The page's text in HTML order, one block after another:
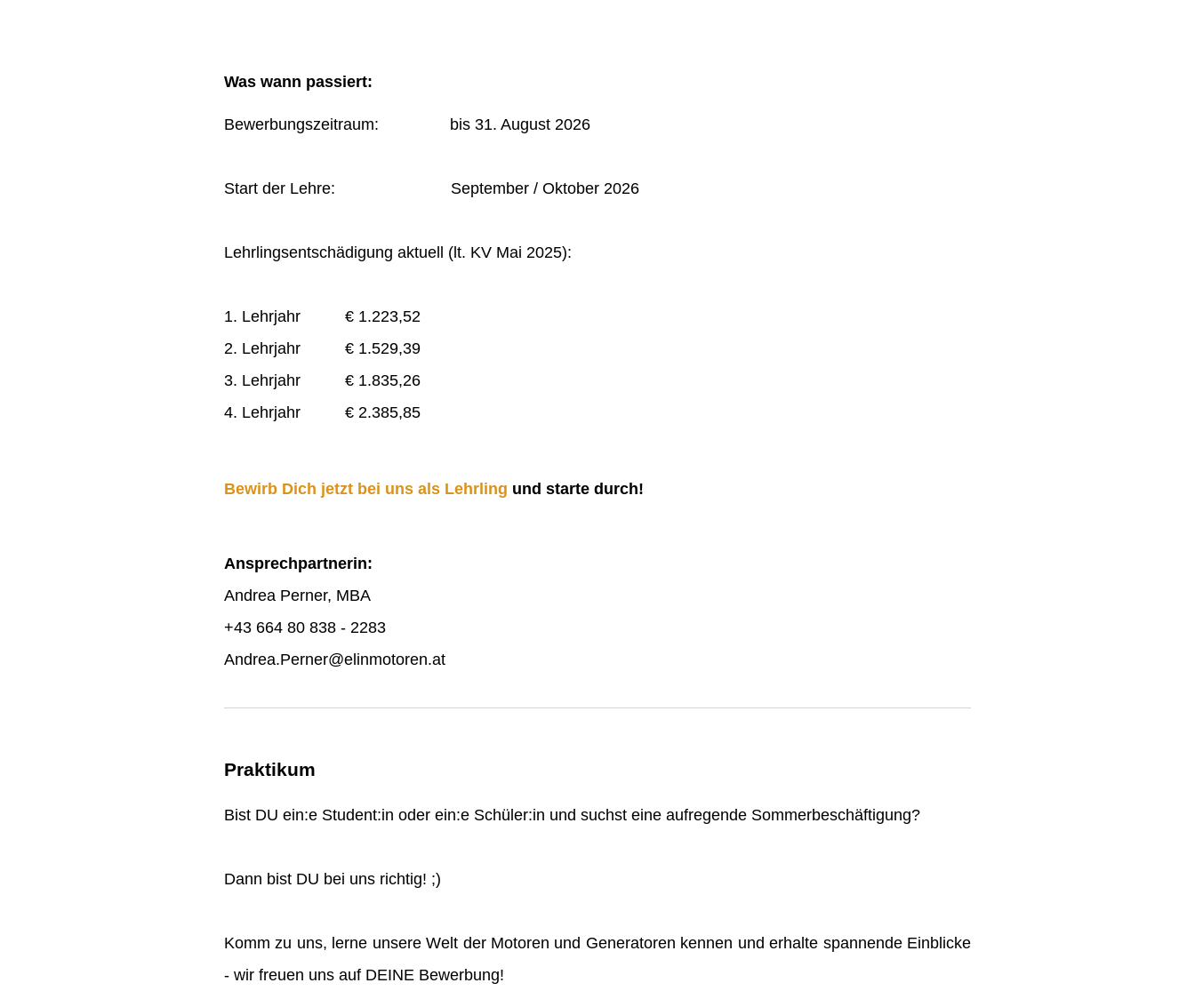
Was wann passiert:
Bewerbungszeitraum: bis 31. August 2026
Start der Lehre: September / Oktober 2026
Lehrlingsentschädigung aktuell (lt. KV Mai 2025):
1. Lehrjahr € 1.223,52
2. Lehrjahr € 1.529,39
3. Lehrjahr € 1.835,26
4. Lehrjahr € 2.385,85
Bewirb Dich jetzt bei uns als Lehrling und starte durch!
Ansprechpartnerin:
Andrea Perner, MBA
+43 664 80 838 - 2283
Andrea.Perner@elinmotoren.at
Praktikum
Bist DU ein:e Student:in oder ein:e Schüler:in und suchst eine aufregende Sommerbeschäftigung?
Dann bist DU bei uns richtig! ;)
Komm zu uns, lerne unsere Welt der Motoren und Generatoren kennen und erhalte spannende Einblicke
- wir freuen uns auf DEINE Bewerbung!